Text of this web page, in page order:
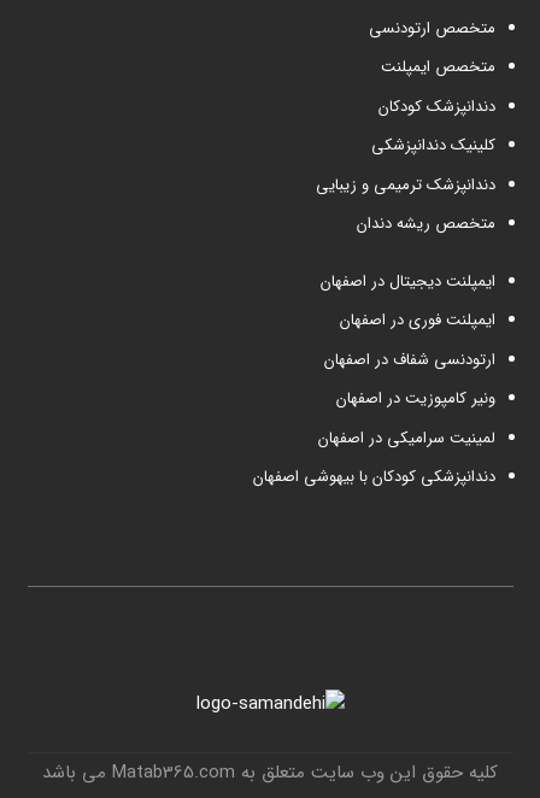
متخصص ارتودنسی
متخصص ایمپلنت
دندانپزشک کودکان
کلینیک دندانپزشکی
دندانپزشک ترمیمی و زیبایی
متخصص ریشه دندان
ایمپلنت دیجیتال در اصفهان
ایمپلنت فوری در اصفهان
ارتودنسی شفاف در اصفهان
ونیر کامپوزیت در اصفهان
لمینیت سرامیکی در اصفهان
دندانپزشکی کودکان با بیهوشی اصفهان
کلیه حقوق این وب سایت متعلق به Matab365.com می باشد